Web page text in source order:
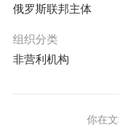
俄罗斯联邦主体
组织分类
非营利机构
你在